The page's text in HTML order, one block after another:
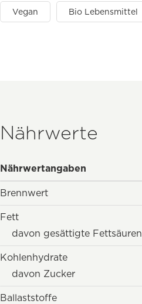
Vegan Bio Lebensmittel
Nährwerte
Nährwertangaben
Brennwert
Fett
davon gesättigte Fettsäuren
Kohlenhydrate
davon Zucker
Ballaststoffe